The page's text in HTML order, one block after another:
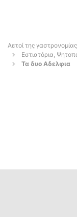
Αετοί της γαστρονομίας
Εστιατόρια,
Τα δυο Αδελφια